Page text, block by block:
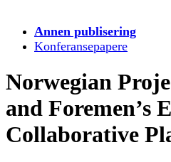
Annen publisering
Konferansepapere
Norwegian
and Foremen’s
Collaborative